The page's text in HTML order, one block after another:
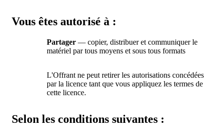
Vous êtes autorisé à :
Partager — copier, distribuer et communiquer le
matériel par tous moyens et sous tous formats
L'Offrant ne peut retirer les autorisations concédées
par la licence tant que vous appliquez les termes de
cette licence.
Selon les conditions suivantes :